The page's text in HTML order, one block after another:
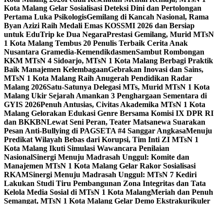
Kota Malang Gelar Sosialisasi Deteksi Dini dan Pertolongan
Pertama Luka PsikologisGemilang di Kancah Nasional, Rama
Byan Azizi Raih Medali Emas KOSSMI 2026 dan Bersiap
untuk EduTrip ke Dua NegaraPrestasi Gemilang, Murid MTsN
1 Kota Malang Tembus 20 Penulis Terbaik Cerita Anak
Nusantara Gramedia-KemendikdasmenSambut Rombongan
KKM MTsN 4 Sidoarjo, MTsN 1 Kota Malang Berbagi Praktik
Baik Manajemen KelembagaanGebrakan Inovasi dan Sains,
MTsN 1 Kota Malang Raih Anugerah Pendidikan Radar
Malang 2026Satu-Satunya Delegasi MTs, Murid MTsN 1 Kota
Malang Ukir Sejarah Amankan 3 Penghargaan Sementara di
GYIS 2026Penuh Antusias, Civitas Akademika MTsN 1 Kota
Malang Gelorakan Edukasi Genre Bersama Komisi IX DPR RI
dan BKKBNLewat Seni Peran, Teater Matsanewa Suarakan
Pesan Anti-Bullying di PAGSETA #4 Sanggar AngkasaMenuju
Predikat Wilayah Bebas dari Korupsi, Tim Inti ZI MTsN 1
Kota Malang Ikuti Simulasi Wawancara Penilaian
NasionalSinergi Menuju Madrasah Unggul: Komite dan
Manajemen MTsN 1 Kota Malang Gelar Rakor Sosialisasi
RKAMSinergi Menuju Madrasah Unggul: MTsN 7 Kediri
Lakukan Studi Tiru Pembangunan Zona Integritas dan Tata
Kelola Media Sosial di MTsN 1 Kota MalangMeriah dan Penuh
Semangat, MTsN 1 Kota Malang Gelar Demo Ekstrakurikuler